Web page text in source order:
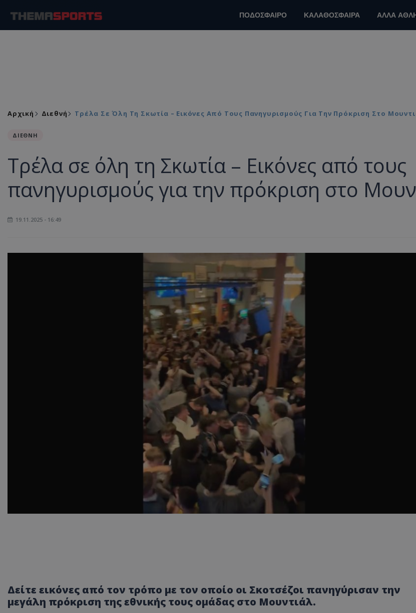
ΠΟΔΟΣΦΑΙΡΟ ΚΑΛΑΘΟΣΦΑΙΡΑ ΑΛΛΑ
Αρχική Διεθνή Τρέλα Σε Όλη Τη Σκωτία – Εικόνες Από Τους Πανηγυρισμούς Για Την Πρόκριση Στο
ΔΙΕΘΝΗ
Τρέλα σε όλη τη Σκωτία – Εικόνες από τους
πανηγυρισμούς για την πρόκριση στο
19.11.2025 - 16:49
Δείτε εικόνες από τον τρόπο με τον οποίο οι Σκοτσέζοι πανηγύρισαν την
μεγάλη πρόκριση της εθνικής τους ομάδας στο Μουντιάλ.